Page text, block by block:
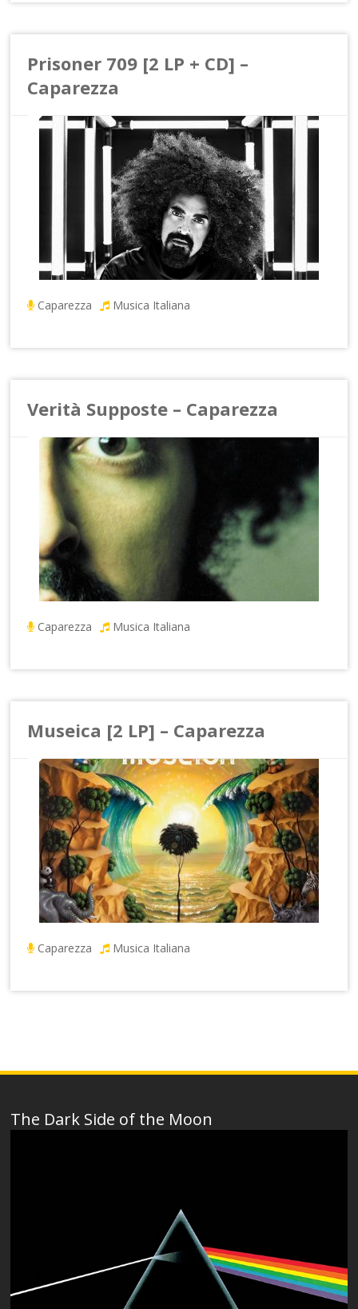
Prisoner 709 [2 LP + CD] –
Caparezza
Caparezza Musica Italiana
Verità Supposte – Caparezza
Caparezza Musica Italiana
Museica [2 LP] – Caparezza
Caparezza Musica Italiana
The Dark Side of the Moon